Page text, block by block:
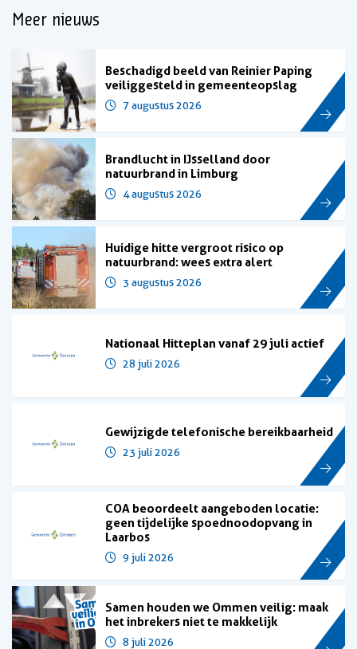
Meer nieuws
Beschadigd beeld van Reinier Paping
veiliggesteld in gemeenteopslag
7 augustus 2026
Brandlucht in IJsselland door
natuurbrand in Limburg
4 augustus 2026
Huidige hitte vergroot risico op
natuurbrand: wees extra alert
3 augustus 2026
Nationaal Hitteplan vanaf 29 juli actief
28 juli 2026
Gewijzigde telefonische bereikbaarheid
23 juli 2026
COA beoordeelt aangeboden locatie:
geen tijdelijke spoednoodopvang in
Laarbos
9 juli 2026
Samen houden we Ommen veilig: maak
het inbrekers niet te makkelijk
8 juli 2026